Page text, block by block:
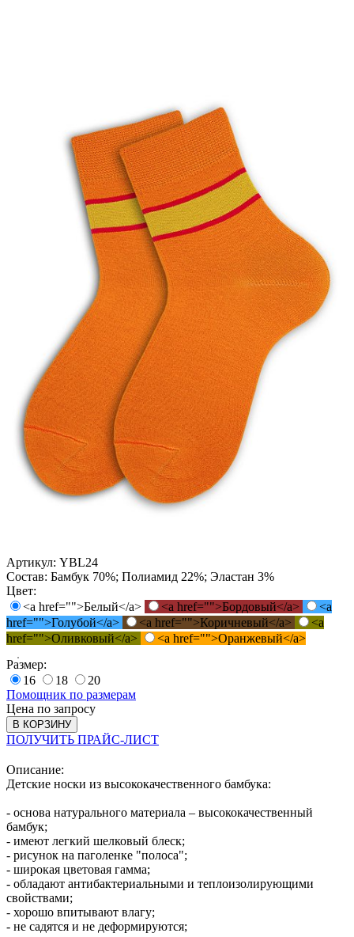
Артикул: YBL24
Состав: Бамбук 70%; Полиамид 22%; Эластан 3%
Цвет:
<a href="">Белый</a>
<a href="">Бордовый</a>
<a
href="">Голубой</a>
<a href="">Коричневый</a>
<a
href="">Оливковый</a>
<a href="">Оранжевый</a>
Размер:
16
18
20
Помощник по размерам
Цена по запросу
В КОРЗИНУ
ПОЛУЧИТЬ ПРАЙС-ЛИСТ
Описание:
Детские носки из высококачественного бамбука:
- основа натурального материала – высококачественный
бамбук;
- имеют легкий шелковый блеск;
- рисунок на паголенке "полоса";
- широкая цветовая гамма;
- обладают антибактериальными и теплоизолирующими
свойствами;
- хорошо впитывают влагу;
- не садятся и не деформируются;